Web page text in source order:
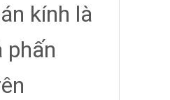
kính là
phấn